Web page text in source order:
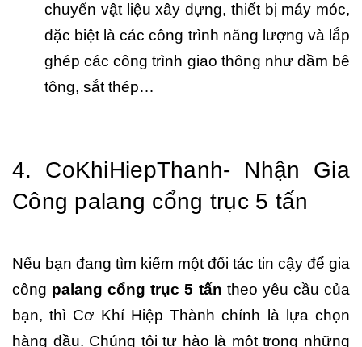
chuyển vật liệu xây dựng, thiết bị máy móc,
đặc biệt là các công trình năng lượng và lắp
ghép các công trình giao thông như dầm bê
tông, sắt thép…
4. CoKhiHiepThanh- Nhận Gia
Công palang cổng trục 5 tấn
Nếu bạn đang tìm kiếm một đối tác tin cậy để gia
công palang cổng trục 5 tấn theo yêu cầu của
bạn, thì Cơ Khí Hiệp Thành chính là lựa chọn
hàng đầu. Chúng tôi tự hào là một trong những